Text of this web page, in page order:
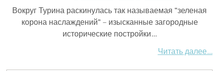
Вокруг Турина раскинулась так называемая “зеленая
корона наслаждений” – изысканные загородные
исторические постройки…
Читать далее…